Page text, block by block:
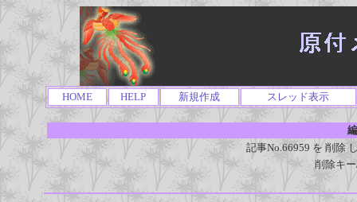
HOME HELP 新規作成 スレッド表示
記事No.66959 を 削除
削除キ